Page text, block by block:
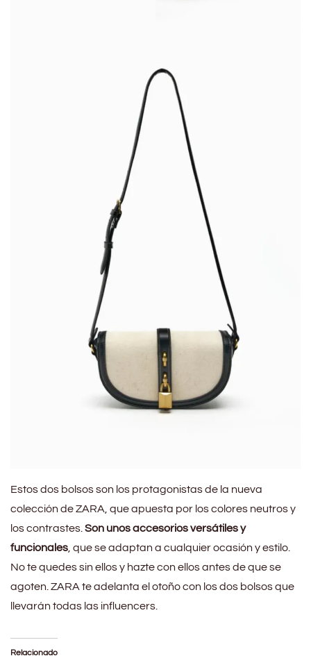
Estos dos bolsos son los protagonistas de la nueva
colección de ZARA, que apuesta por los colores neutros y
los contrastes. Son unos accesorios versátiles y
funcionales , que se adaptan a cualquier ocasión y estilo.
No te quedes sin ellos y hazte con ellos antes de que se
agoten. ZARA te adelanta el otoño con los dos bolsos que
llevarán todas las influencers.
Relacionado